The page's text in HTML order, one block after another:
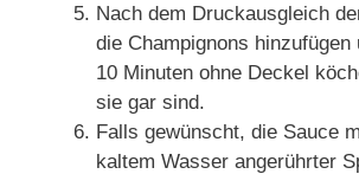
Nach dem Druckausgleich
die Champignons hinzufügen
10 Minuten ohne Deckel
sie gar sind.
Falls gewünscht, die Sauce
kaltem Wasser angerührter